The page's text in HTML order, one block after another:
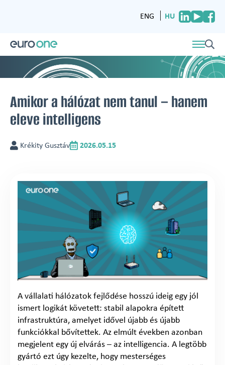
ENG HU
Amikor a hálózat nem tanul – hanem
eleve intelligens
Krékity Gusztáv 2026.05.15
A vállalati hálózatok fejlődése hosszú ideig egy jól
ismert logikát követett: stabil alapokra épített
infrastruktúra, amelyet idővel újabb és újabb
funkciókkal bővítettek. Az elmúlt években azonban
megjelent egy új elvárás – az intelligencia. A legtöbb
gyártó ezt úgy kezelte, hogy mesterséges